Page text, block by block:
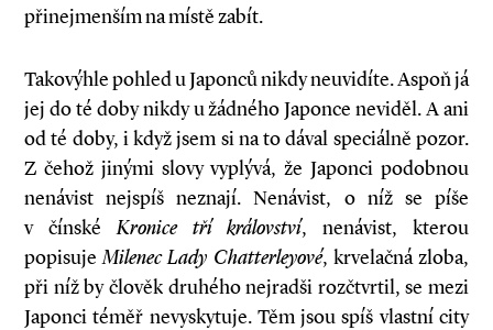
přinejmenším na místě zabít.
Takovýhle pohled u Japonců nikdy neuvidíte. Aspoň já
jej do té doby nikdy u žádného Japonce neviděl. A ani
od té doby, i když jsem si na to dával speciálně pozor.
Z čehož jinými slovy vyplývá, že Japonci podobnou
nenávist nejspíš neznají. Nenávist, o níž se píše
v čínskéKronice tří království, nenávist, kterou
popisujeMilenec Lady Chatterleyové, krvelačná zloba,
při níž by člověk druhého nejradši rozčtvrtil, se mezi
Japonci téměř nevyskytuje. Těm jsou spíš vlastní city